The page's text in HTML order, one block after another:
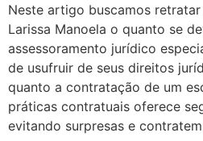
Neste artigo buscamos
Larissa Manoela o quanto se
assessoramento jurídico
de usufruir de seus direitos
quanto a contratação de um
práticas contratuais oferece
evitando surpresas e